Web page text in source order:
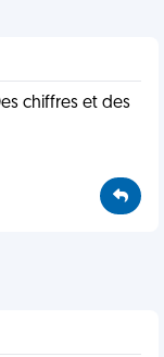
chiffres et des